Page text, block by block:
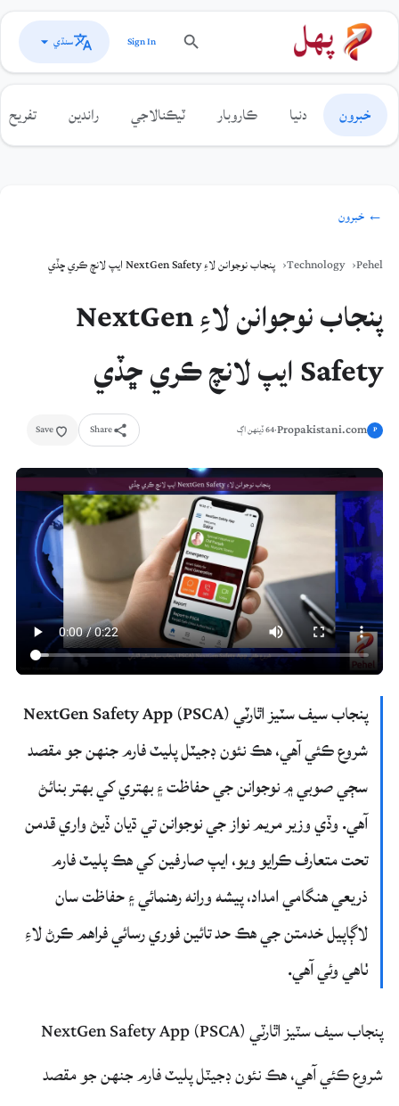
Sign In سنڌي
خبرون دنيا ڪاروبار ٽيڪنالاجي راندين تفريح
← خبرون
Pehel
Technology پنجاب نوجوانن لاءِ NextGen Safety ايپ لانچ ڪري ڇڏي
پنجاب نوجوانن لاءِ NextGen
Safety ايپ لانچ ڪري ڇڏي
P
Propakistani.com
·64 ڏينهن اڳ Share
Save
پنجاب سيف سٽيز اٿارٽي (PSCA) NextGen Safety App
شروع ڪئي آهي، هڪ نئون ڊجيٽل پليٽ فارم جنهن جو مقصد
سڄي صوبي ۾ نوجوانن جي حفاظت ۽ بهتري کي بهتر بنائڻ
آهي. وڏي وزير مريم نواز جي نوجوانن تي ڌيان ڏيڻ واري قدمن
تحت متعارف ڪرايو ويو، ايپ صارفين کي هڪ پليٽ فارم
ذريعي هنگامي امداد، پيشه ورانه رهنمائي ۽ حفاظت سان
لاڳاپيل خدمتن جي هڪ حد تائين فوري رسائي فراهم ڪرڻ لاءِ
ٺاهي وئي آهي.
پنجاب سيف سٽيز اٿارٽي (PSCA) NextGen Safety App
شروع ڪئي آهي، هڪ نئون ڊجيٽل پليٽ فارم جنهن جو مقصد